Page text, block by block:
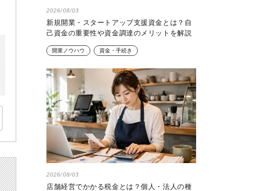
2026/08/03
新規開業・スタートアップ支援資金とは？自
己資金の重要性や資金調達のメリットを解説
開業ノウハウ 資金・手続き
2026/08/03
店舗経営でかかる税金とは？個人・法人の種